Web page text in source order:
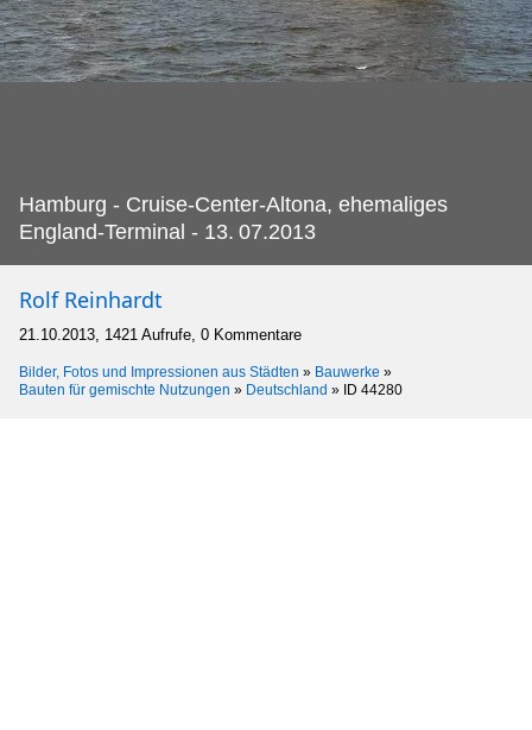
Hamburg - Cruise-Center-Altona, ehemaliges
England-Terminal - 13. 07.2013
Rolf Reinhardt
21.10.2013, 1421 Aufrufe, 0 Kommentare
Bilder, Fotos und Impressionen aus Städten » Bauwerke »
Bauten für gemischte Nutzungen » Deutschland » ID 44280